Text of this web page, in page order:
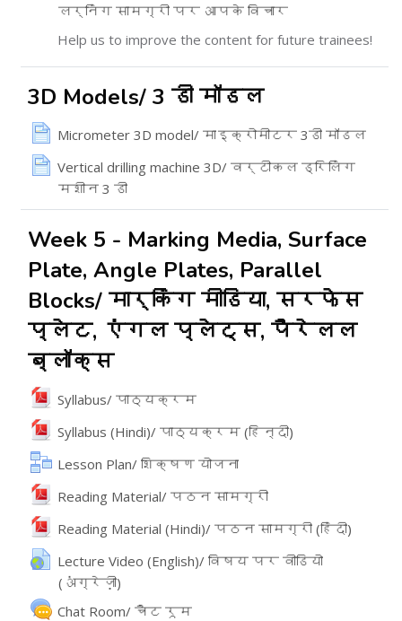
लर्निंग सामग्री पर आपके विचार
Feedback
Help us to improve the content for future trainees!
3D Models/ 3 डी मॉडल
Micrometer 3D model/ माइक्रोमीटर 3डी मॉडल
పేజీ
Vertical drilling machine 3D/ वर्टीकल ड्रिलिंग
मशीन 3 डी
పేజీ
Week 5 - Marking Media, Surface
Plate, Angle Plates, Parallel
Blocks/ मार्किंग मीडिया, सरफेस
प्लेट, एंगल प्लेट्स, पैरेलल
ब्लॉक्स
Syllabus/ पाठ्यक्रम
File
Syllabus (Hindi)/ पाठ्यक्रम (हिन्दी)
File
Lesson Plan/ शिक्षण योजना
Reading Material/ पठन सामग्री
File
Reading Material (Hindi)/ पठन सामग्री (हिंदी)
File
Lecture Video (English)/ विषय पर वीडियो
(अंग्रेज़ी)
URL
Chat Room/ चैट रूम